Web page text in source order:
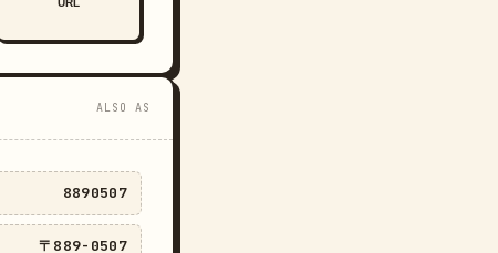
URL
ALSO AS
8890507
〒889-0507